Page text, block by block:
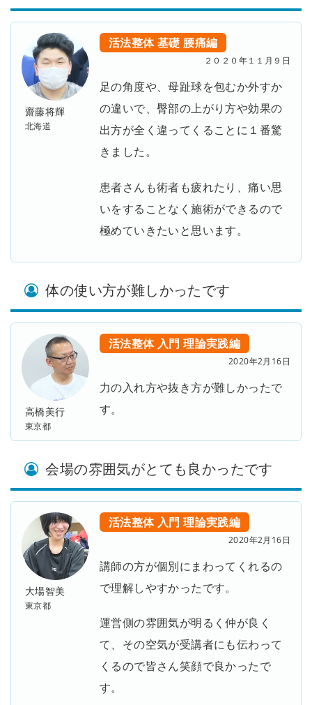
齋藤将輝
北海道
活法整体 基礎 腰痛編
２０２０年１１月９日
足の角度や、母趾球を包むか外すか
の違いで、臀部の上がり方や効果の
出方が全く違ってくることに１番驚
きました。
患者さんも術者も疲れたり、痛い思
いをすることなく施術ができるので
極めていきたいと思います。
体の使い方が難しかったです
高橋美行
東京都
活法整体 入門 理論実践編
2020年2月16日
力の入れ方や抜き方が難しかったで
す。
会場の雰囲気がとても良かったです
大場智美
東京都
活法整体 入門 理論実践編
2020年2月16日
講師の方が個別にまわってくれるの
で理解しやすかったです。
運営側の雰囲気が明るく仲が良く
て、その空気が受講者にも伝わって
くるので皆さん笑顔で良かったで
す。